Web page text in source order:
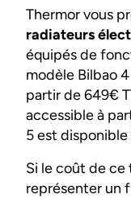
Thermor vous
radiateurs
équipés de
modèle Bilbao
partir de 649€
accessible à
5 est
Si le coût de ce
représenter un